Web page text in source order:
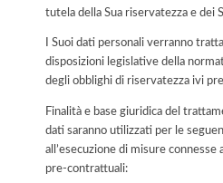
tutela della Sua riservatezza e dei
I Suoi dati personali verranno
disposizioni legislative della
degli obblighi di riservatezza ivi
Finalità e base giuridica del
dati saranno utilizzati per le
all’esecuzione di misure
pre-contrattuali: